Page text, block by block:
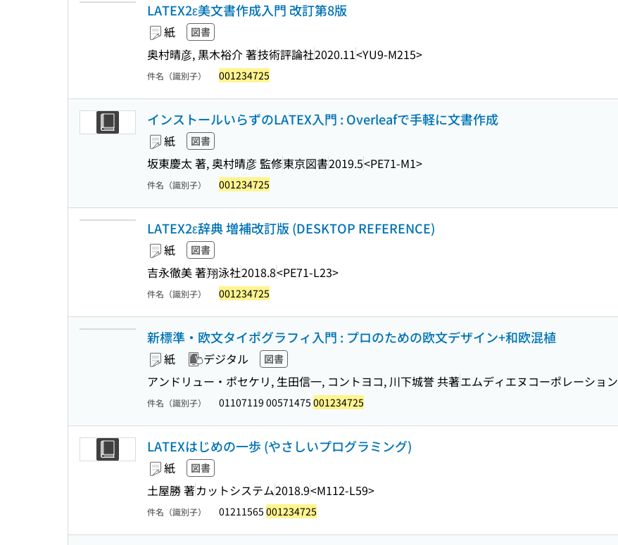
LATEX2ε美文書作成入門 改訂第8版
紙 図書
奥村晴彦, 黒木裕介 著技術評論社2020.11<YU9-M215>
件名（識別子） 001234725
インストールいらずのLATEX入門 : Overleafで手軽に文書作成
紙 図書
坂東慶太 著, 奥村晴彦 監修東京図書2019.5<PE71-M1>
件名（識別子） 001234725
LATEX2ε辞典 増補改訂版 (DESKTOP REFERENCE)
紙 図書
吉永徹美 著翔泳社2018.8<PE71-L23>
件名（識別子） 001234725
新標準・欧文タイポグラフィ入門 : プロのための欧文デザイン+和欧混植
紙 デジタル 図書
アンドリュー・ポセケリ, 生田信一, コントヨコ, 川下城誉 共著エムディエヌコーポレーション
件名（識別子） 01107119 00571475 001234725
LATEXはじめの一歩 (やさしいプログラミング)
紙 図書
土屋勝 著カットシステム2018.9<M112-L59>
件名（識別子） 01211565 001234725